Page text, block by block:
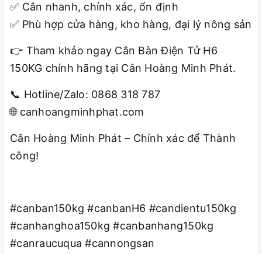
✅ Cân nhanh, chính xác, ổn định
✅ Phù hợp cửa hàng, kho hàng, đại lý nông sản
👉 Tham khảo ngay Cân Bàn Điện Tử H6
150KG chính hãng tại Cân Hoàng Minh Phát.
📞 Hotline/Zalo: 0868 318 787
🌐canhoangminhphat.com
Cân Hoàng Minh Phát – Chính xác để Thành
công!
#canban150kg #canbanH6 #candientu150kg
#canhanghoa150kg #canbanhang150kg
#canraucuqua #cannongsan